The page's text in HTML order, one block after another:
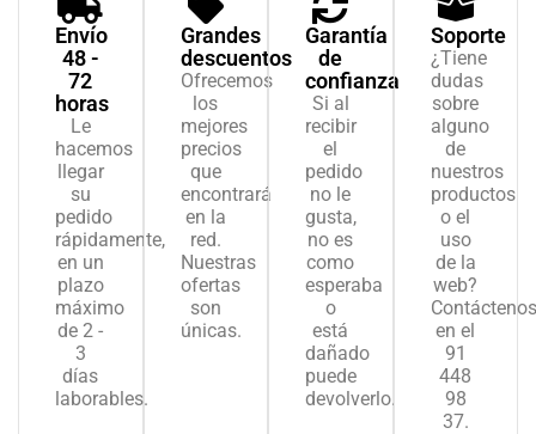
Envío
48 -
72
horas
Le
hacemos
llegar
su
pedido
rápidamente,
en un
plazo
máximo
de 2 -
3
días
laborables.
Grandes
descuentos
Ofrecemos
los
mejores
precios
que
encontrará
en la
red.
Nuestras
ofertas
son
únicas.
Garantía
de
confianza
Si al
recibir
el
pedido
no le
gusta,
no es
como
esperaba
o
está
dañado
puede
devolverlo.
Soporte
¿Tiene
dudas
sobre
alguno
de
nuestros
productos
o el
uso
de la
web?
Contáctenos
en el
91
448
98
37.